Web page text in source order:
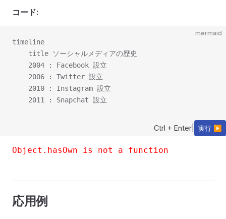
コード:
mermaid
timeline
    title ソーシャルメディアの歴史
    2004 : Facebook 設立
    2006 : Twitter 設立
    2010 : Instagram 設立
Ctrl + Enter 実行 ▶
Object.hasOwn is not a function
応用例